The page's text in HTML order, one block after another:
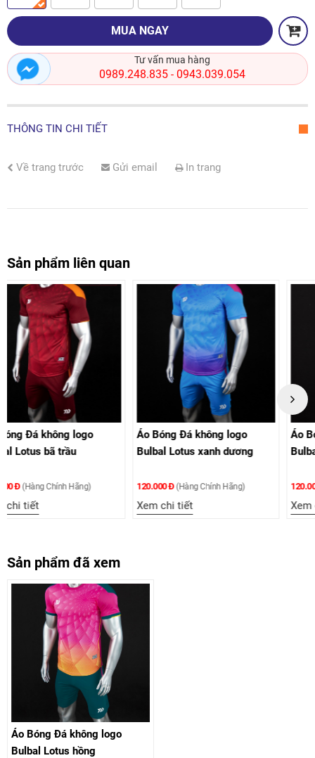
MUA NGAY
Tư vấn mua hàng
0989.248.835- 0943.039.054
THÔNG TIN CHI TIẾT
Về trang trước Gửi email In trang
Sản phẩm liên quan
Áo Bóng Đá không logo
Bulbal Lotus xanh dương
120.000 Đ(Hàng Chính Hãng)
Áo Bóng Đá không logo
Bulbal Lotus xanh
120.000 Đ(Hàng Chính Hãng)
Sản phẩm đã xem
Áo Bóng Đá không logo
Bulbal Lotus hồng